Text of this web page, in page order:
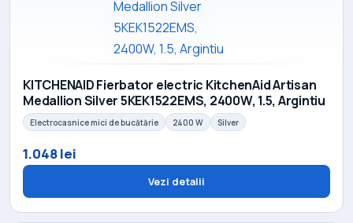
KITCHENAID Fierbator electric KitchenAid Artisan
Medallion Silver 5KEK1522EMS, 2400W, 1.5, Argintiu
Electrocasnice mici de bucătărie 2400 W Silver
1.048 lei
Vezi detalii